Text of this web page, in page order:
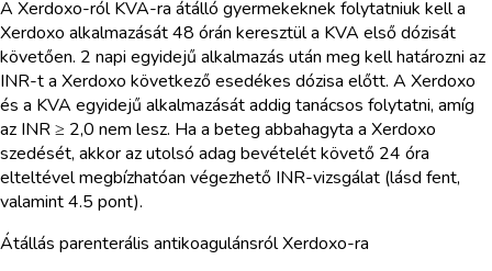
A Xerdoxo-ról KVA-ra átálló gyermekeknek folytatniuk kell a
Xerdoxo alkalmazását 48 órán keresztül a KVA első dózisát
követően. 2 napi egyidejű alkalmazás után meg kell határozni az
INR-t a Xerdoxo következő esedékes dózisa előtt. A Xerdoxo
és a KVA egyidejű alkalmazását addig tanácsos folytatni, amíg
az INR ≥ 2,0 nem lesz. Ha a beteg abbahagyta a Xerdoxo
szedését, akkor az utolsó adag bevételét követő 24 óra
elteltével megbízhatóan végezhető INR-vizsgálat (lásd fent,
valamint 4.5 pont).
Átállás parenterális antikoagulánsról Xerdoxo-ra